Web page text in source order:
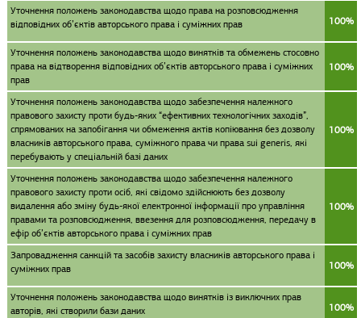
Уточнення положень законодавства щодо права на розповсюдження
відповідних об’єктів авторського права і суміжних прав
100%
Уточнення положень законодавства щодо винятків та обмежень стосовно
права на відтворення відповідних об’єктів авторського права і суміжних
прав
100%
Уточнення положень законодавства щодо забезпечення належного
правового захисту проти будь-яких “ефективних технологічних заходів”,
спрямованих на запобігання чи обмеження актів копіювання без дозволу
власників авторського права, суміжного права чи права sui generis, які
перебувають у спеціальній базі даних
100%
Уточнення положень законодавства щодо забезпечення належного
правового захисту проти осіб, які свідомо здійснюють без дозволу
видалення або зміну будь-якої електронної інформації про управління
правами та розповсюдження, ввезення для розповсюдження, передачу в
ефір об’єктів авторського права і суміжних прав
100%
Запровадження санкцій та засобів захисту власників авторського права і
суміжних прав
100%
Уточнення положень законодавства щодо винятків із виключних прав
авторів, які створили бази даних
100%